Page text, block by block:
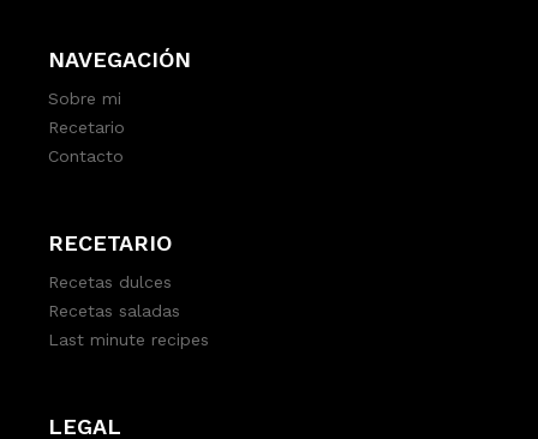
NAVEGACIÓN
Sobre mi
Recetario
Contacto
RECETARIO
Recetas dulces
Recetas saladas
Last minute recipes
LEGAL